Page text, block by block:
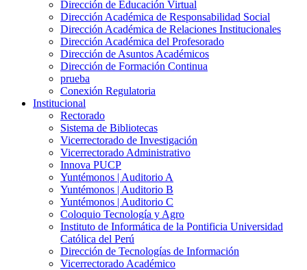
Dirección de Educación Virtual
Dirección Académica de Responsabilidad Social
Dirección Académica de Relaciones Institucionales
Dirección Académica del Profesorado
Dirección de Asuntos Académicos
Dirección de Formación Continua
prueba
Conexión Regulatoria
Institucional
Rectorado
Sistema de Bibliotecas
Vicerrectorado de Investigación
Vicerrectorado Administrativo
Innova PUCP
Yuntémonos | Auditorio A
Yuntémonos | Auditorio B
Yuntémonos | Auditorio C
Coloquio Tecnología y Agro
Instituto de Informática de la Pontificia Universidad
Católica del Perú
Dirección de Tecnologías de Información
Vicerrectorado Académico